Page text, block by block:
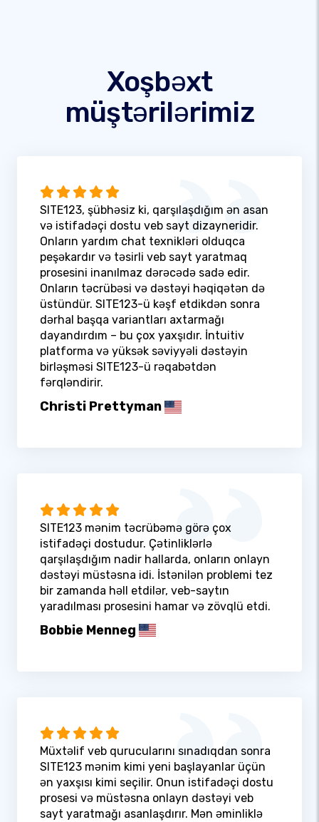
Xoşbəxt
müştərilərimiz
SITE123, şübhəsiz ki, qarşılaşdığım ən asan
və istifadəçi dostu veb sayt dizayneridir.
Onların yardım chat texnikləri olduqca
peşəkardır və təsirli veb sayt yaratmaq
prosesini inanılmaz dərəcədə sadə edir.
Onların təcrübəsi və dəstəyi həqiqətən də
üstündür. SITE123-ü kəşf etdikdən sonra
dərhal başqa variantları axtarmağı
dayandırdım – bu çox yaxşıdır. İntuitiv
platforma və yüksək səviyyəli dəstəyin
birləşməsi SITE123-ü rəqabətdən
fərqləndirir.
Christi Prettyman
SITE123 mənim təcrübəmə görə çox
istifadəçi dostudur. Çətinliklərlə
qarşılaşdığım nadir hallarda, onların onlayn
dəstəyi müstəsna idi. İstənilən problemi tez
bir zamanda həll etdilər, veb-saytın
yaradılması prosesini hamar və zövqlü etdi.
Bobbie Menneg
Müxtəlif veb qurucularını sınadıqdan sonra
SITE123 mənim kimi yeni başlayanlar üçün
ən yaxşısı kimi seçilir. Onun istifadəçi dostu
prosesi və müstəsna onlayn dəstəyi veb
sayt yaratmağı asanlaşdırır. Mən əminliklə